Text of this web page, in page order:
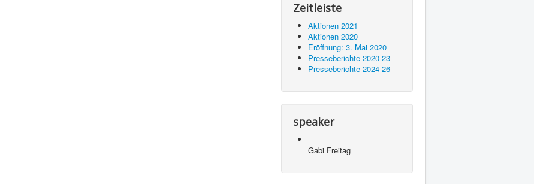
Zeitleiste
Aktionen 2021
Aktionen 2020
Eröffnung: 3. Mai 2020
Presseberichte 2020-23
Presseberichte 2024-26
speaker
Gabi Freitag